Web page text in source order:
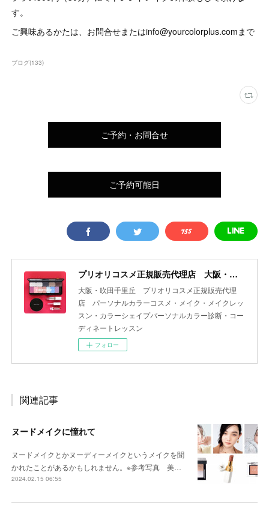
す。
ご興味あるかたは、お問合せまたはinfo@yourcolorplus.comまで
ブログ(133)
ご予約・お問合せ
ご予約可能日
プリオリコスメ正規販売代理店 大阪・吹田 yourcolor+
大阪・吹田千里丘 プリオリコスメ正規販売代理
店 パーソナルカラーコスメ・メイク・メイクレッ
スン・カラーシェイプパーソナルカラー診断・コー
ディネートレッスン
フォロー
関連記事
ヌードメイクに憧れて
ヌードメイクとかヌーディーメイクというメイクを聞
かれたことがあるかもしれません。※参考写真 美…
2024.02.15 06:55